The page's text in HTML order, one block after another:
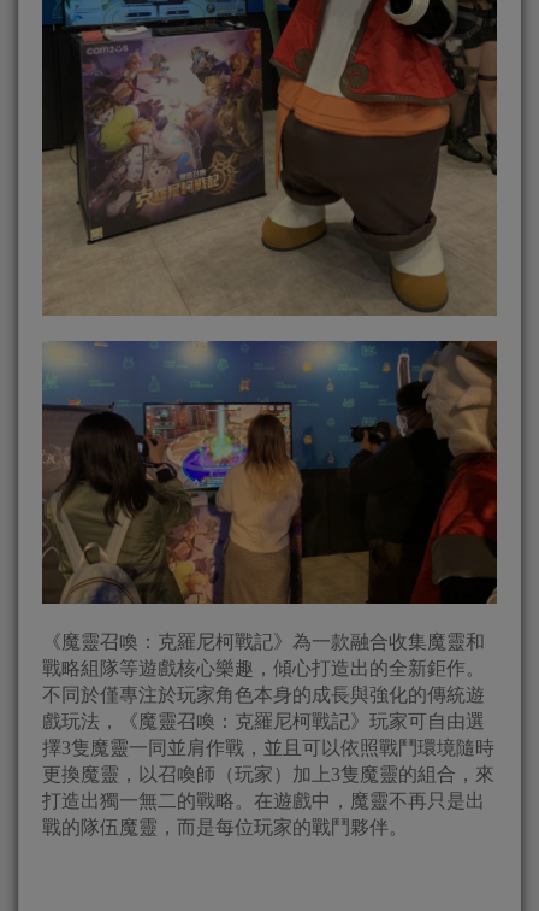
《魔靈召喚：克羅尼柯戰記》為一款融合收集魔靈和
戰略組隊等遊戲核心樂趣，傾心打造出的全新鉅作。
不同於僅專注於玩家角色本身的成長與強化的傳統遊
戲玩法，《魔靈召喚：克羅尼柯戰記》玩家可自由選
擇3隻魔靈一同並肩作戰，並且可以依照戰鬥環境隨時
更換魔靈，以召喚師（玩家）加上3隻魔靈的組合，來
打造出獨一無二的戰略。在遊戲中，魔靈不再只是出
戰的隊伍魔靈，而是每位玩家的戰鬥夥伴。